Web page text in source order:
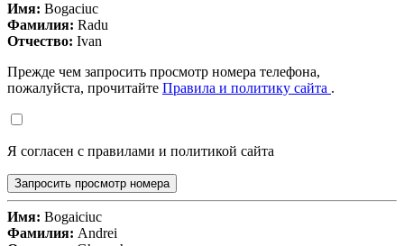
Имя: Bogaciuc
Фамилия: Radu
Отчество: Ivan
Прежде чем запросить просмотр номера телефона,
пожалуйста, прочитайте Правила и политику сайта .
Я согласен с правилами и политикой сайта
Запросить просмотр номера
Имя: Bogaiciuc
Фамилия: Andrei